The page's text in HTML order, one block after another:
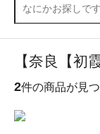
【奈良【初
2件の商品が見